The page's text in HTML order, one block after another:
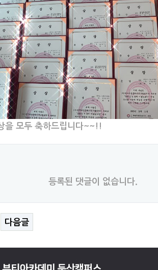
을 모두 축하드립니다~~!!
등록된 댓글이 없습니다.
다음글